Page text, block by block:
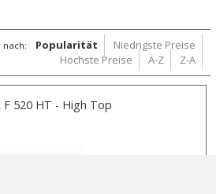
Popularität
Niedrigste Preise
Höchste Preise
A-Z Z-A
F 520 HT - High Top